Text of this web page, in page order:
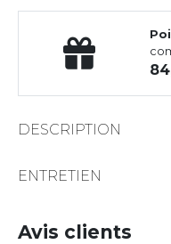
DESCRIPTION
ENTRETIEN
Avis clients